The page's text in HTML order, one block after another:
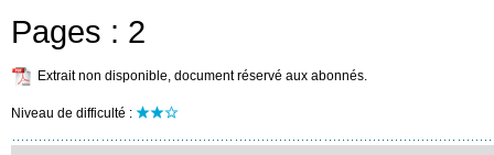
Pages : 2
Extrait non disponible, document réservé aux abonnés.
Niveau de difficulté :